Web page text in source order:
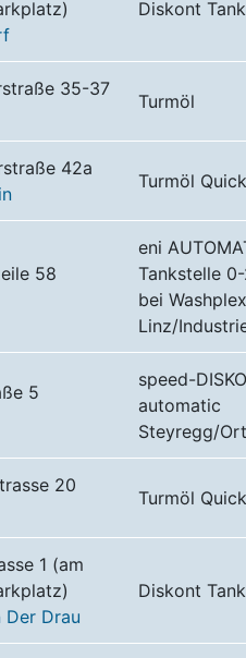
Diskont
35-37
Turmöl
42a
Turmöl Quick
58
eni
Tankstelle
bei Washplex
Linz/
5
speed-
automatic
Steyregg/Ort
20
Turmöl Quick
1 (am
Der Drau
Diskont